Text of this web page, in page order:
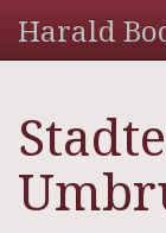
Harald